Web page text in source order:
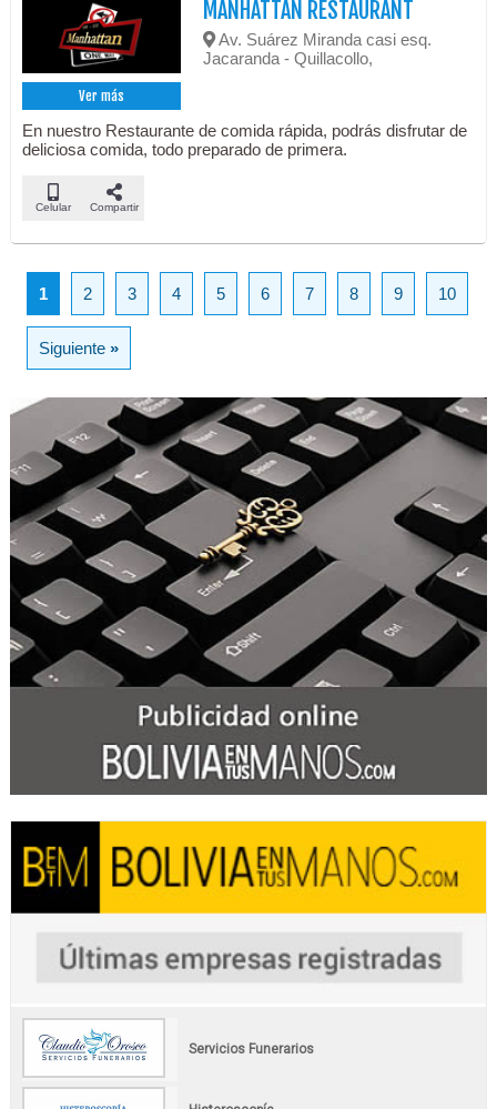
Ver más
MANHATTAN RESTAURANT
Av. Suárez Miranda casi esq.
Jacaranda - Quillacollo,
En nuestro Restaurante de comida rápida, podrás disfrutar de
deliciosa comida, todo preparado de primera.
Celular Compartir
1 2 3 4 5 6 7 8 9 10
Siguiente»
Servicios Funerarios